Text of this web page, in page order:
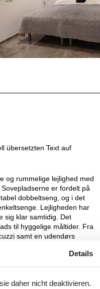
übersetzten Text auf
og rummelige lejlighed med
er fordelt på
dobbeltseng, og i det
Lejligheden har
sig klar samtidig. Det
til hyggelige måltider. Fra
samt en udendørs
kombineret med
sikrer et
af forsyninger under dit
og brug af
blot som en
Details
daher nicht deaktivieren.